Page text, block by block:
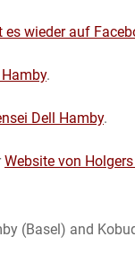
es wieder auf
.
Dell Hamby.
Website von
(Basel) and